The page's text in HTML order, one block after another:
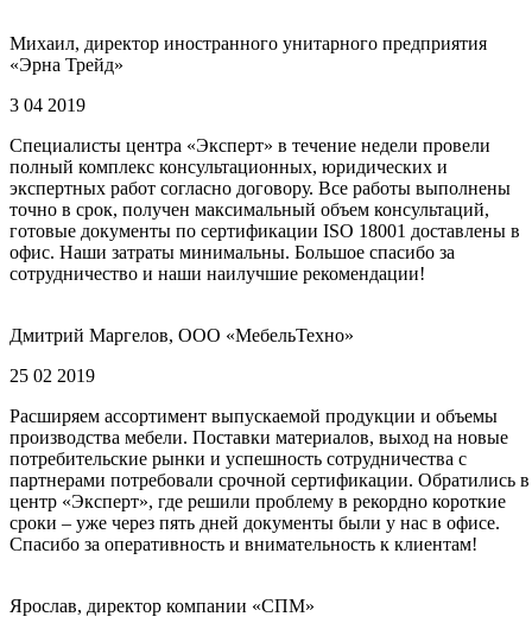
Михаил, директор иностранного унитарного предприятия
«Эрна Трейд»
3 04 2019
Специалисты центра «Эксперт» в течение недели провели
полный комплекс консультационных, юридических и
экспертных работ согласно договору. Все работы выполнены
точно в срок, получен максимальный объем консультаций,
готовые документы по сертификации ISO 18001 доставлены в
офис. Наши затраты минимальны. Большое спасибо за
сотрудничество и наши наилучшие рекомендации!
Дмитрий Маргелов, ООО «МебельТехно»
25 02 2019
Расширяем ассортимент выпускаемой продукции и объемы
производства мебели. Поставки материалов, выход на новые
потребительские рынки и успешность сотрудничества с
партнерами потребовали срочной сертификации. Обратились в
центр «Эксперт», где решили проблему в рекордно короткие
сроки – уже через пять дней документы были у нас в офисе.
Спасибо за оперативность и внимательность к клиентам!
Ярослав, директор компании «СПМ»